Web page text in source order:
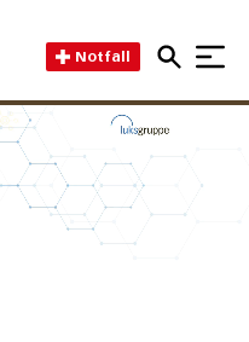
Notfall